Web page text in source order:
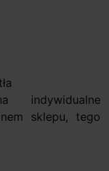
indywidualne
sklepu, tego